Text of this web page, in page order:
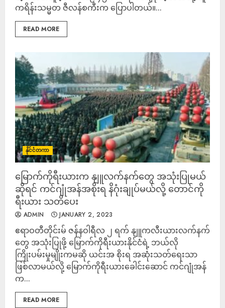
ကရိန်းသမ္မတ ဇီလန်စကီးက ပြောပါတယ်။...
READ MORE
နိုင်ငံတကာ
မြောက်ကိုရီးယားက နျူလက်နက်တွေ အသုံးပြုမယ်
ဆိုရင် ကင်ဂျုံအန်အစိုးရ နိဂုံးချုပ်မယ်လို့ တောင်ကို
ရီးယား သတိပေး
ADMIN JANUARY 2, 2023
ဧရာဝတီတိုင်းမ် ဇန်နဝါရီလ ၂ ရက် နျူကလီးယားလက်နက်
တွေ အသုံးပြုဖို့ မြောက်ကိုရီးယားနိုင်ငံရဲ့ ဘယ်လို
ကြိုးပမ်းမှုမျိုးကမဆို ယင်းအ စိုးရ အဆုံးသတ်ရေးသာ
ဖြစ်လာမယ်လို့ မြောက်ကိုရီးယားခေါင်းဆောင် ကင်ဂျုံအန်
က...
READ MORE